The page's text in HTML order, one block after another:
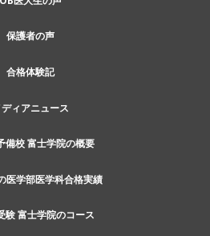
保護者の声
合格体験記
ディアニュース
備校 富士学院の概要
医学部医学科合格実績
験 富士学院のコース